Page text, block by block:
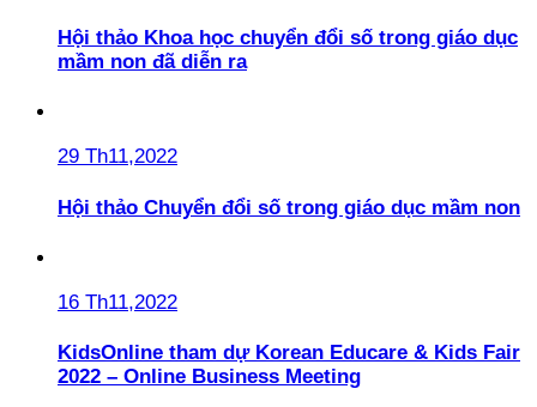
Hội thảo Khoa học chuyển đổi số trong giáo dục
mầm non đã diễn ra
29 Th11,2022
Hội thảo Chuyển đổi số trong giáo dục mầm non
16 Th11,2022
KidsOnline tham dự Korean Educare & Kids Fair
2022 – Online Business Meeting